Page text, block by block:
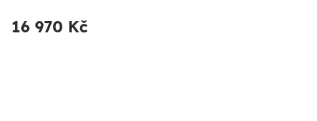
16 970 Kč